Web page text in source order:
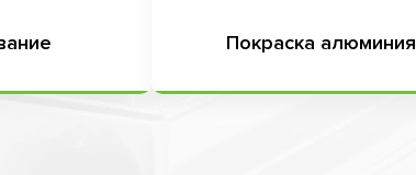
Покраска алюминия